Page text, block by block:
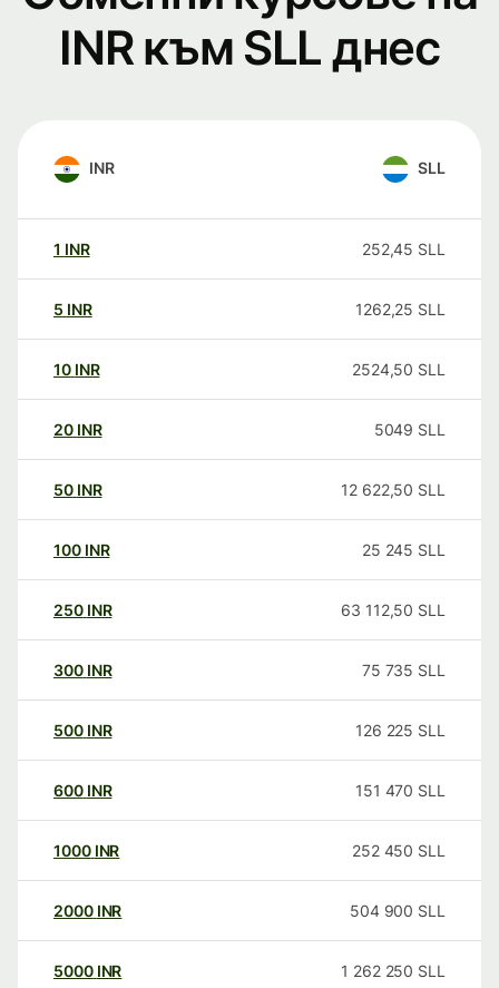
INR към SLL днес
INR SLL
1 INR 252,45 SLL
5 INR 1262,25 SLL
10 INR 2524,50 SLL
20 INR 5049 SLL
50 INR 12 622,50 SLL
100 INR 25 245 SLL
250 INR 63 112,50 SLL
300 INR 75 735 SLL
500 INR 126 225 SLL
600 INR 151 470 SLL
1000 INR 252 450 SLL
2000 INR 504 900 SLL
5000 INR 1 262 250 SLL